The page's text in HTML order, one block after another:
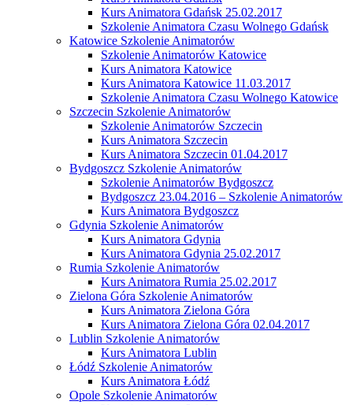
Kurs Animatora Gdańsk 25.02.2017
Szkolenie Animatora Czasu Wolnego Gdańsk
Katowice Szkolenie Animatorów
Szkolenie Animatorów Katowice
Kurs Animatora Katowice
Kurs Animatora Katowice 11.03.2017
Szkolenie Animatora Czasu Wolnego Katowice
Szczecin Szkolenie Animatorów
Szkolenie Animatorów Szczecin
Kurs Animatora Szczecin
Kurs Animatora Szczecin 01.04.2017
Bydgoszcz Szkolenie Animatorów
Szkolenie Animatorów Bydgoszcz
Bydgoszcz 23.04.2016 – Szkolenie Animatorów
Kurs Animatora Bydgoszcz
Gdynia Szkolenie Animatorów
Kurs Animatora Gdynia
Kurs Animatora Gdynia 25.02.2017
Rumia Szkolenie Animatorów
Kurs Animatora Rumia 25.02.2017
Zielona Góra Szkolenie Animatorów
Kurs Animatora Zielona Góra
Kurs Animatora Zielona Góra 02.04.2017
Lublin Szkolenie Animatorów
Kurs Animatora Lublin
Łódź Szkolenie Animatorów
Kurs Animatora Łódź
Opole Szkolenie Animatorów